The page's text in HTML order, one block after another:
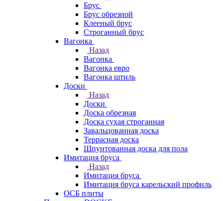
Брус
Брус обрезной
Клееный брус
Строганный брус
Вагонка
Назад
Вагонка
Вагонка евро
Вагонка штиль
Доски
Назад
Доски
Доска обрезная
Доска сухая строганная
Завальцованная доска
Террасная доска
Шпунтованная доска для пола
Имитация бруса
Назад
Имитация бруса
Имитация бруса карельский профиль
ОСБ плиты